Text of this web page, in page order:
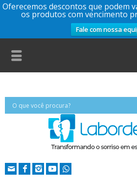
Oferecemos descontos que podem
os produtos com vencimento
Fale com nossa